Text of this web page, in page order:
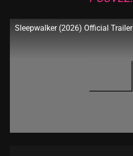
Sleepwalker (2026) Official Trailer